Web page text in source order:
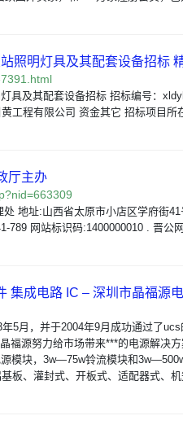
照明灯具及其配套设备招标
具及其配套设备招标 招标编号：
工程有限公司 资金其它 招标项目所
厅主办
地址:山西省太原市小店区学府街
789 网站标识码:1400000010 . 晋公
集成电路 IC – 深圳市晶福源
5月，并于2004年9月成功通过了ucs
福源努力给市场带来***的电源解决
模块，3w—75w铃流模块和
板、灌封式、开板式、适配器式、